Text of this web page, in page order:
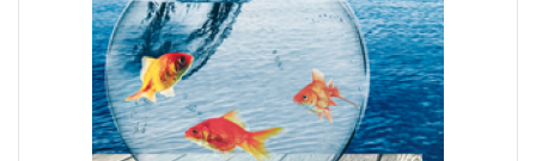
KONTAKT
POSEBNA
PONUDA